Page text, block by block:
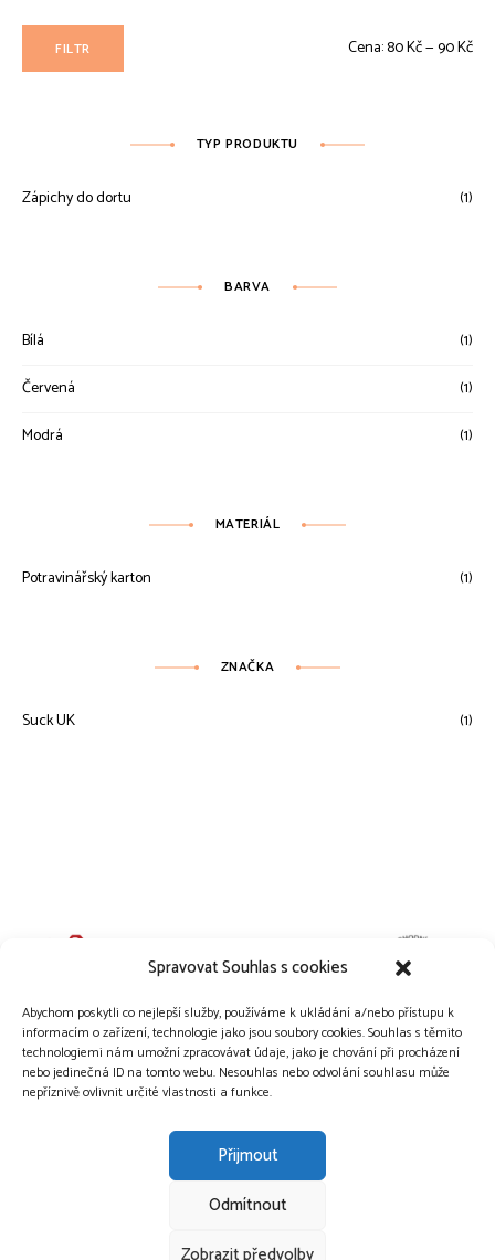
Spravovat Souhlas s cookies
Abychom poskytli co nejlepší služby, používáme k ukládání a/nebo přístupu k
informacím o zařízení, technologie jako jsou soubory cookies. Souhlas s těmito
technologiemi nám umožní zpracovávat údaje, jako je chování při procházení
nebo jedinečná ID na tomto webu. Nesouhlas nebo odvolání souhlasu může
nepříznivě ovlivnit určité vlastnosti a funkce.
Přijmout
Odmítnout
Zobrazit předvolby
FILTR Cena:80 Kč—90 Kč
TYP PRODUKTU
Zápichy do dortu (1)
BARVA
Bílá (1)
Červená (1)
Modrá (1)
MATERIÁL
Potravinářský karton (1)
ZNAČKA
Suck UK (1)